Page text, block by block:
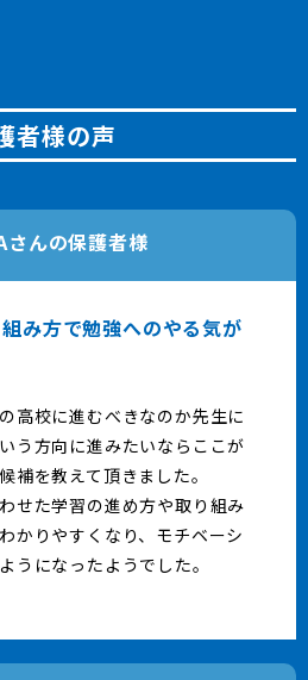
者様の声
さんの保護者様
み方で勉強へのやる気が
高校に進むべきなのか先生に
う方向に進みたいならここが
補を教えて頂きました。
せた学習の進め方や取り組み
かりやすくなり、モチベーシ
うになったようでした。